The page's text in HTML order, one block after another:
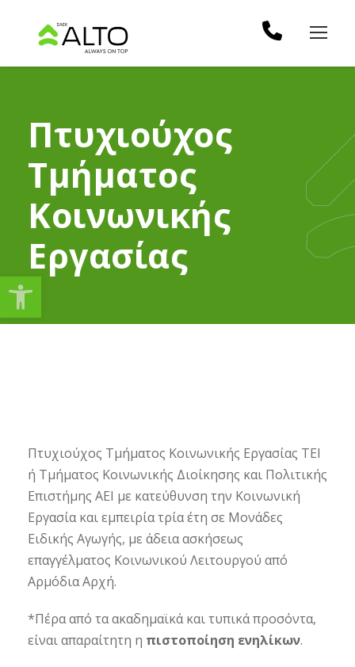
Πτυχιούχος
Τμήματος
Κοινωνικής
Εργασίας
Πτυχιούχος Τμήματος Κοινωνικής Εργασίας ΤΕΙ
ή Τμήματος Κοινωνικής Διοίκησης και Πολιτικής
Επιστήμης ΑΕΙ με κατεύθυνση την Κοινωνική
Εργασία και εμπειρία τρία έτη σε Μονάδες
Ειδικής Αγωγής, με άδεια ασκήσεως
επαγγέλματος Κοινωνικού Λειτουργού από
Αρμόδια Αρχή.
*Πέρα από τα ακαδημαϊκά και τυπικά προσόντα,
είναι απαραίτητη η πιστοποίηση ενηλίκων.
Ανοίξτε τη γραμμή